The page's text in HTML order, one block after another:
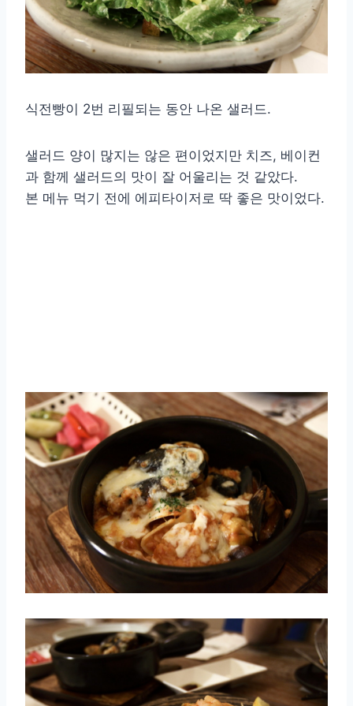
식전빵이 2번 리필되는 동안 나온 샐러드.
샐러드 양이 많지는 않은 편이었지만 치즈, 베이컨
과 함께 샐러드의 맛이 잘 어울리는 것 같았다.
본 메뉴 먹기 전에 에피타이저로 딱 좋은 맛이었다.